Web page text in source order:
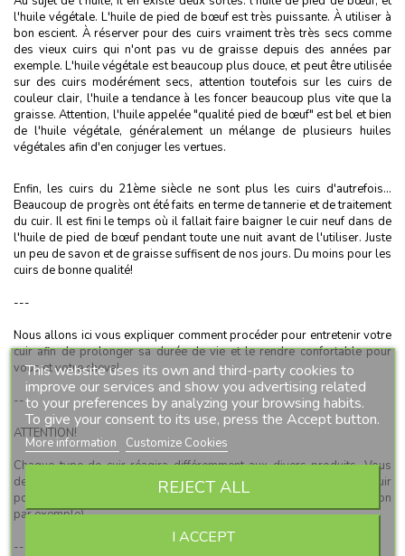
l'huile végétale. L'huile de pied de bœuf est très puissante. À utiliser à
bon escient. À réserver pour des cuirs vraiment très très secs comme
des vieux cuirs qui n'ont pas vu de graisse depuis des années par
exemple. L'huile végétale est beaucoup plus douce, et peut être utilisée
sur des cuirs modérément secs, attention toutefois sur les cuirs de
couleur clair, l'huile a tendance à les foncer beaucoup plus vite que la
graisse. Attention, l'huile appelée "qualité pied de bœuf" est bel et bien
de l'huile végétale, généralement un mélange de plusieurs huiles
végétales afin d'en conjuger les vertues.
Enfin, les cuirs du 21ème siècle ne sont plus les cuirs d'autrefois...
Beaucoup de progrès ont été faits en terme de tannerie et de traitement
du cuir. Il est fini le temps où il fallait faire baigner le cuir neuf dans de
l'huile de pied de bœuf pendant toute une nuit avant de l'utiliser. Juste
un peu de savon et de graisse suffisent de nos jours. Du moins pour les
cuirs de bonne qualité!
---
Nous allons ici vous expliquer comment procéder pour entretenir votre
cuir afin de prolonger sa durée de vie et le rendre confortable pour
vous et votre cheval.
---
ATTENTION!
Chaque type de cuir réagira différemment aux divers produits. Vous
devez toujours d'abord faire un test sur une partie cachée de votre cuir
pour vous assurer que le produit utilisé de l'abime pas (décoloration
par exemple).
---
This website uses its own and third-party cookies to
improve our services and show you advertising related
to your preferences by analyzing your browsing habits.
To give your consent to its use, press the Accept button.
More information Customize Cookies
REJECT ALL
I ACCEPT